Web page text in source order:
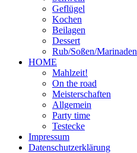
Geflügel
Kochen
Beilagen
Dessert
Rub/Soßen/Marinaden
HOME
Mahlzeit!
On the road
Meisterschaften
Allgemein
Party time
Testecke
Impressum
Datenschutzerklärung